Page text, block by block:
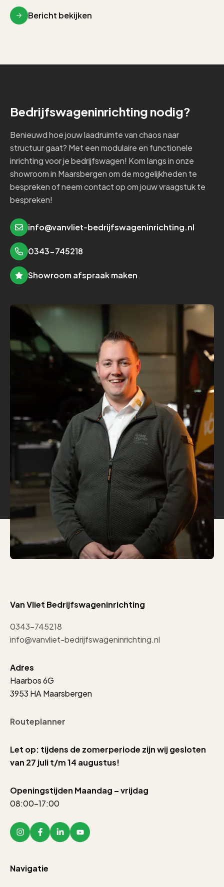
Bericht bekijken
Bedrijfswageninrichting nodig?
Benieuwd hoe jouw laadruimte van chaos naar
structuur gaat? Met een modulaire en functionele
inrichting voor je bedrijfswagen! Kom langs in onze
showroom in Maarsbergen om de mogelijkheden te
bespreken of neem contact op om jouw vraagstuk te
bespreken!
info@vanvliet-bedrijfswageninrichting.nl
0343-745218
Showroom afspraak maken
Van Vliet Bedrijfswageninrichting
0343-745218
info@vanvliet-bedrijfswageninrichting.nl
Adres
Haarbos 6G
3953 HA Maarsbergen
Routeplanner
Let op: tijdens de zomerperiode zijn wij gesloten
van 27 juli t/m 14 augustus!
Openingstijden Maandag – vrijdag
08:00-17:00
Navigatie